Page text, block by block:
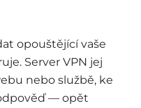
opouštějící vaše
Server VPN jej
nebo službě, ke
— opět